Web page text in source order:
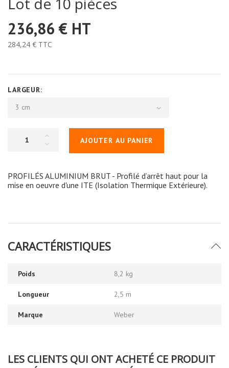
236,86 € HT
284,24 € TTC
LARGEUR:
3 cm
AJOUTER AU PANIER
PROFILÉS ALUMINIUM BRUT - Profilé d’arrêt haut pour la
mise en oeuvre d'une ITE (Isolation Thermique Extérieure).
CARACTÉRISTIQUES
Poids 8,2 kg
Longueur 2,5 m
Marque Weber
LES CLIENTS QUI ONT ACHETÉ CE PRODUIT